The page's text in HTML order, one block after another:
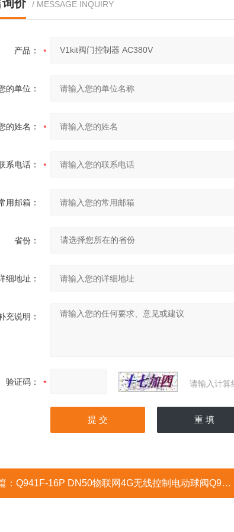
价 / MESSAGE INQUIRY
产品：
的单位：
的姓名：
系电话：
用邮箱：
省份：
细地址：
充说明：
验证码： 请输入计算
： Q941F-16P DN50物联网4G无线控制电动球阀Q941F-16C